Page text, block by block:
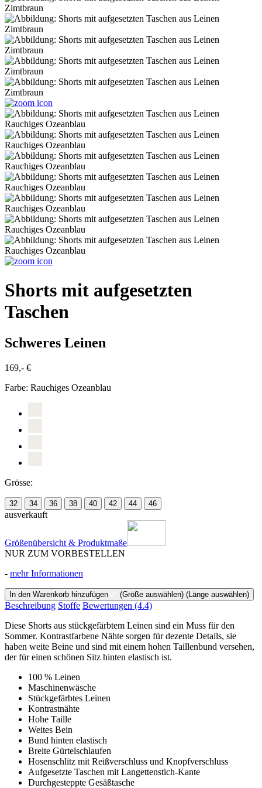
Shorts mit aufgesetzten
Taschen
Schweres Leinen
169,- €
Farbe: Rauchiges Ozeanblau
Grösse:
32 34 36 38 40 42 44 46
ausverkauft
Größenübersicht & Produktmaße
NUR ZUM VORBESTELLEN
- mehr Informationen
In den Warenkorb hinzufügen (Größe auswählen) (Länge auswählen)
Beschreibung Stoffe Bewertungen (4.4)
Diese Shorts aus stückgefärbtem Leinen sind ein Muss für den
Sommer. Kontrastfarbene Nähte sorgen für dezente Details, sie
haben weite Beine und sind mit einem hohen Taillenbund versehen,
der für einen schönen Sitz hinten elastisch ist.
100 % Leinen
Maschinenwäsche
Stückgefärbtes Leinen
Kontrastnähte
Hohe Taille
Weites Bein
Bund hinten elastisch
Breite Gürtelschlaufen
Hosenschlitz mit Reißverschluss und Knopfverschluss
Aufgesetzte Taschen mit Langettenstich-Kante
Durchgesteppte Gesäßtasche